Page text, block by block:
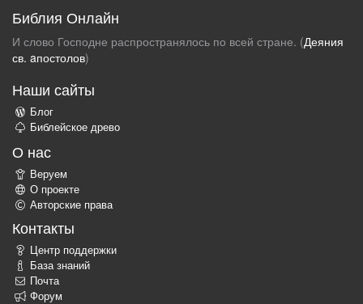
Библия Онлайн
И слово Господне распространялось по всей стране. (Деяния
св. aпостолов)
Наши сайты
Блог
Библейское древо
О нас
Веруем
О проекте
Авторские права
Контакты
Центр поддержки
База знаний
Почта
Форум